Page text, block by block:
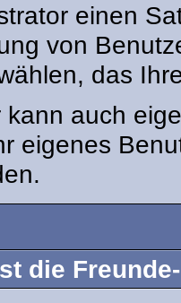
einen
von
das
kann auch
eigenes
die